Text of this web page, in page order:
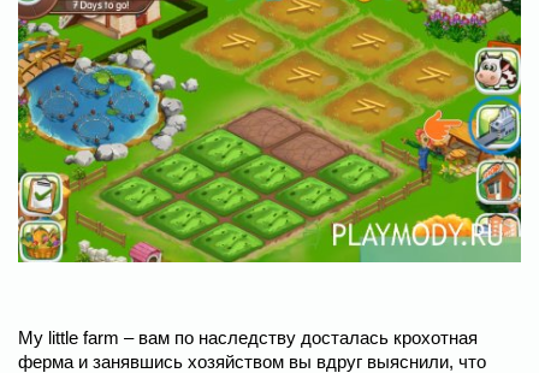
My little farm – вам по наследству досталась крохотная
ферма и занявшись хозяйством вы вдруг выяснили, что